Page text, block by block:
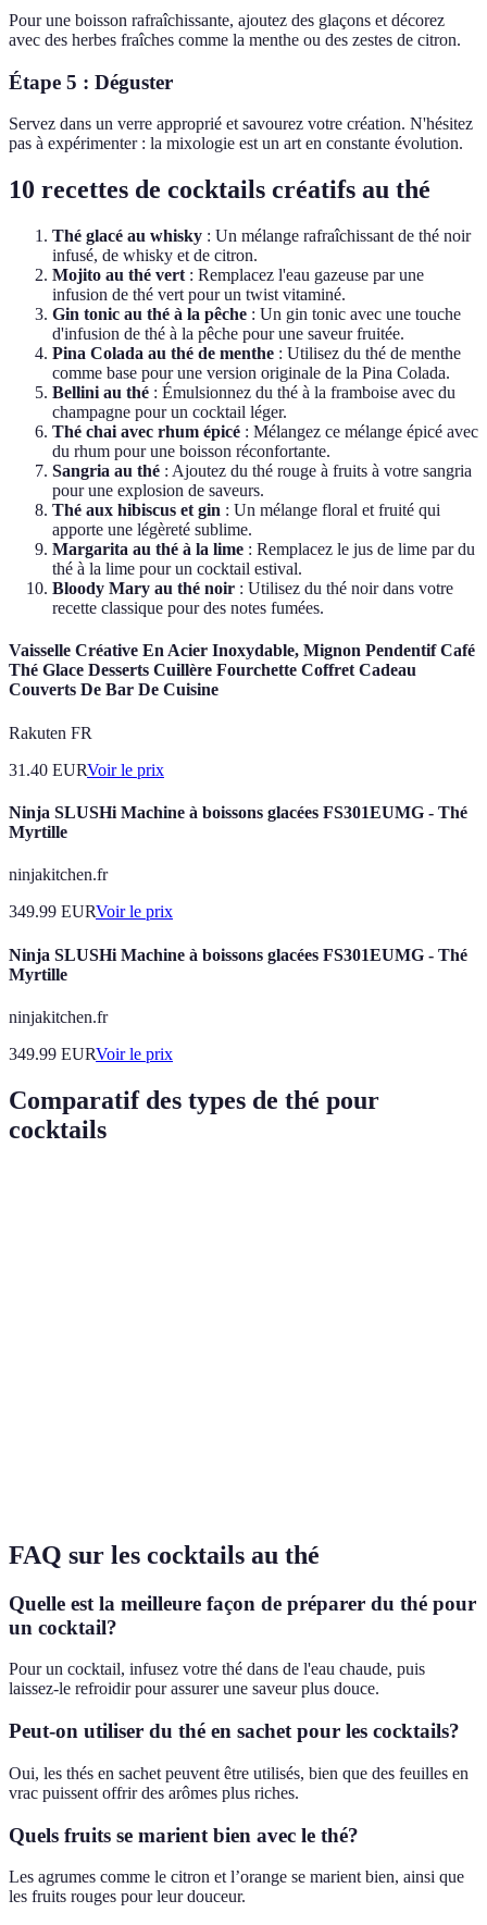
Pour une boisson rafraîchissante, ajoutez des glaçons et décorez
avec des herbes fraîches comme la menthe ou des zestes de citron.
Étape 5 : Déguster
Servez dans un verre approprié et savourez votre création. N'hésitez
pas à expérimenter : la mixologie est un art en constante évolution.
10 recettes de cocktails créatifs au thé
Thé glacé au whisky : Un mélange rafraîchissant de thé noir
infusé, de whisky et de citron.
Mojito au thé vert : Remplacez l'eau gazeuse par une
infusion de thé vert pour un twist vitaminé.
Gin tonic au thé à la pêche : Un gin tonic avec une touche
d'infusion de thé à la pêche pour une saveur fruitée.
Pina Colada au thé de menthe : Utilisez du thé de menthe
comme base pour une version originale de la Pina Colada.
Bellini au thé : Émulsionnez du thé à la framboise avec du
champagne pour un cocktail léger.
Thé chai avec rhum épicé : Mélangez ce mélange épicé avec
du rhum pour une boisson réconfortante.
Sangria au thé : Ajoutez du thé rouge à fruits à votre sangria
pour une explosion de saveurs.
Thé aux hibiscus et gin : Un mélange floral et fruité qui
apporte une légèreté sublime.
Margarita au thé à la lime : Remplacez le jus de lime par du
thé à la lime pour un cocktail estival.
Bloody Mary au thé noir : Utilisez du thé noir dans votre
recette classique pour des notes fumées.
Vaisselle Créative En Acier Inoxydable, Mignon Pendentif Café
Thé Glace Desserts Cuillère Fourchette Coffret Cadeau
Couverts De Bar De Cuisine
Rakuten FR
31.40 EURVoir le prix
Ninja SLUSHi Machine à boissons glacées FS301EUMG - Thé
Myrtille
ninjakitchen.fr
349.99 EURVoir le prix
Ninja SLUSHi Machine à boissons glacées FS301EUMG - Thé
Myrtille
ninjakitchen.fr
349.99 EURVoir le prix
Comparatif des types de thé pour
cocktails
FAQ sur les cocktails au thé
Quelle est la meilleure façon de préparer du thé pour
un cocktail?
Pour un cocktail, infusez votre thé dans de l'eau chaude, puis
laissez-le refroidir pour assurer une saveur plus douce.
Peut-on utiliser du thé en sachet pour les cocktails?
Oui, les thés en sachet peuvent être utilisés, bien que des feuilles en
vrac puissent offrir des arômes plus riches.
Quels fruits se marient bien avec le thé?
Les agrumes comme le citron et l’orange se marient bien, ainsi que
les fruits rouges pour leur douceur.